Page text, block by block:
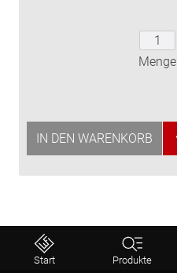
Menge
IN DEN WARENKORB
Start Produkte